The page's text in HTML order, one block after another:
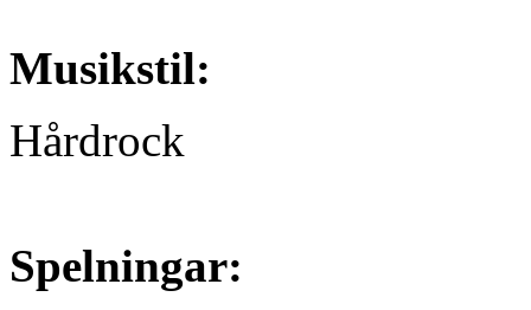
Musikstil:
Hårdrock
Spelningar: